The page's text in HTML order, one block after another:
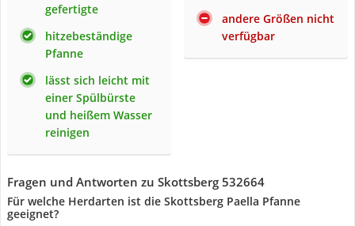
gefertigte
hitzebeständige
Pfanne
lässt sich leicht mit
einer Spülbürste
und heißem Wasser
reinigen
andere Größen nicht
verfügbar
Fragen und Antworten zu Skottsberg 532664
Für welche Herdarten ist die Skottsberg Paella Pfanne
geeignet?